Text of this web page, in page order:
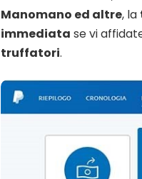
Manomano ed altre, la
immediata se vi
truffatori.